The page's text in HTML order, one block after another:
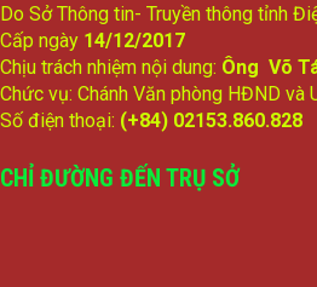
Do Sở Thông tin- Truyền thông tỉnh
Cấp ngày 14/12/2017
Chịu trách nhiệm nội dung: Ông Võ
Chức vụ: Chánh Văn phòng HĐND và
Số điện thoại: (+84) 02153.860.828
CHỈ ĐƯỜNG ĐẾN TRỤ SỞ